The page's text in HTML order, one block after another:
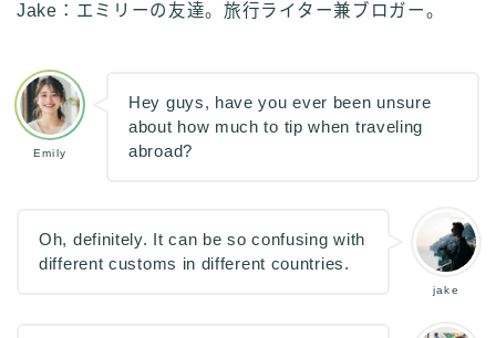
Jake：エミリーの友達。旅行ライター兼ブロガー。
Emily
Hey guys, have you ever been unsure
about how much to tip when traveling
abroad?
jake
Oh, definitely. It can be so confusing with
different customs in different countries.